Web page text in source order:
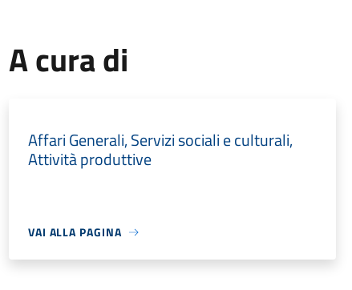
A cura di
Affari Generali, Servizi sociali e culturali,
Attività produttive
VAI ALLA PAGINA